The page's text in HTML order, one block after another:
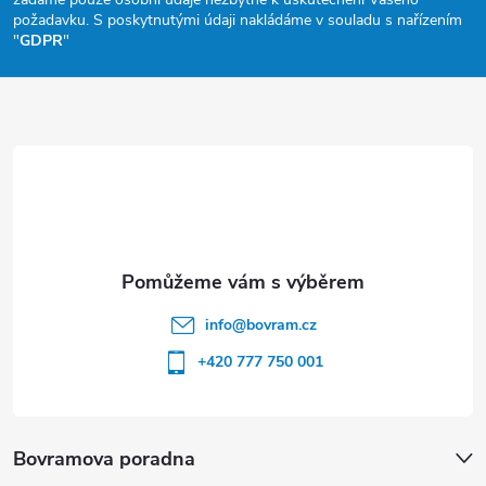
a
t
požadavku. S poskytnutými údaji nakládáme v souladu s nařízením
"GDPR"
Bovramova poradna
info@bovram.cz
+420 777 750 001